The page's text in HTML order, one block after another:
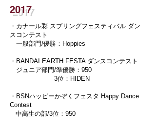
2017
・カナール彩 スプリングフェスティバル ダン
スコンテスト
一般部門/優勝：Hoppies
・ BANDAI EARTH FESTA ダンスコンテスト
ジュニア部門/準優勝：950
3位：HIDEN
・ BSNハッピーかぞくフェスタ Happy Dance
Contest
中高生の部/3位：950